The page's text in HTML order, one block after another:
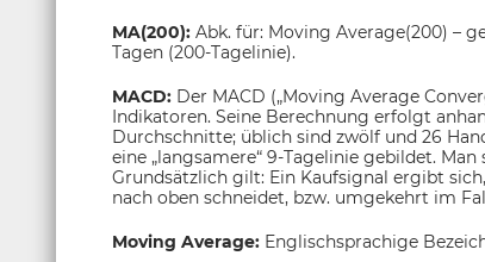
MA(200): Abk. für: Moving Average(200) –
Tagen (200-Tagelinie).
MACD: Der MACD („Moving Average
Indikatoren. Seine Berechnung erfolgt
Durchschnitte; üblich sind zwölf und 26
eine „langsamere“ 9-Tagelinie gebildet.
Grundsätzlich gilt: Ein Kaufsignal ergibt
nach oben schneidet, bzw. umgekehrt im
Moving Average: Englischsprachige